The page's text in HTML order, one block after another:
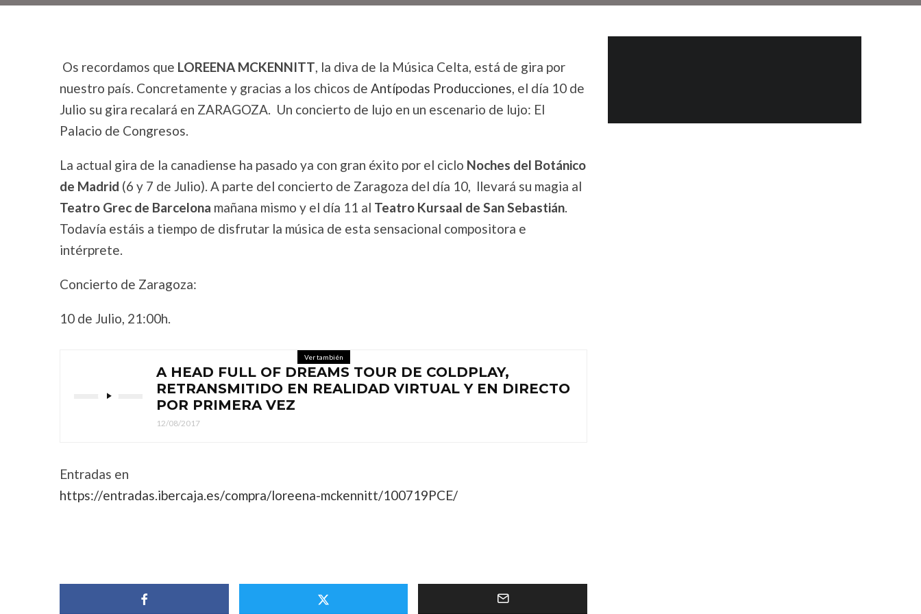
Os recordamos que LOREENA MCKENNITT, la diva de la Música Celta, está de gira por
nuestro país. Concretamente y gracias a los chicos de Antípodas Producciones, el día 10 de
Julio su gira recalará en ZARAGOZA. Un concierto de lujo en un escenario de lujo: El
Palacio de Congresos.
La actual gira de la canadiense ha pasado ya con gran éxito por el ciclo Noches del Botánico
de Madrid (6 y 7 de Julio). A parte del concierto de Zaragoza del día 10, llevará su magia al
Teatro Grec de Barcelona mañana mismo y el día 11 al Teatro Kursaal de San Sebastián.
Todavía estáis a tiempo de disfrutar la música de esta sensacional compositora e
intérprete.
Concierto de Zaragoza:
10 de Julio, 21:00h.
Ver también
A HEAD FULL OF DREAMS TOUR DE COLDPLAY,
RETRANSMITIDO EN REALIDAD VIRTUAL Y EN DIRECTO
POR PRIMERA VEZ
12/08/2017
Entradas en
https://entradas.ibercaja.es/compra/loreena-mckennitt/100719PCE/